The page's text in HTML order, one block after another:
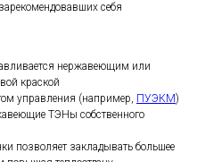
себя
нержавеющим или
краской
управления (например, ПУЭКМ)
ТЭНы собственного
позволяет закладывать большее